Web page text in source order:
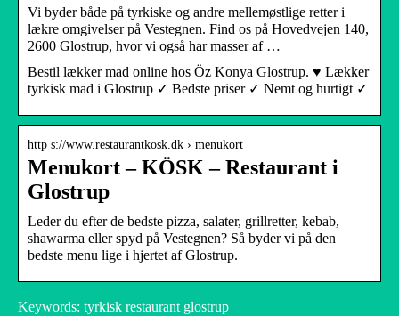
Vi byder både på tyrkiske og andre mellemøstlige retter i
lækre omgivelser på Vestegnen. Find os på Hovedvejen 140,
2600 Glostrup, hvor vi også har masser af …
Bestil lækker mad online hos Öz Konya Glostrup. ♥ Lækker
tyrkisk mad i Glostrup ✓ Bedste priser ✓ Nemt og hurtigt ✓
http s://www.restaurantkosk.dk › menukort
Menukort – KÖSK – Restaurant i
Glostrup
Leder du efter de bedste pizza, salater, grillretter, kebab,
shawarma eller spyd på Vestegnen? Så byder vi på den
bedste menu lige i hjertet af Glostrup.
Keywords: tyrkisk restaurant glostrup